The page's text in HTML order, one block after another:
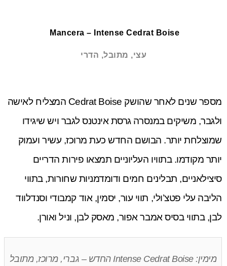
Mancera – Intense Cedrat Boise
עצי, מתובל, הדרי
מספר שנים לאחר שהושק Cedrat Boise המצליח לאישה
ולגבר, משיקים במנסרה גרסת אינטנס לגבר ויש שיגידו
שמוצלחת יותר. הבושם החדש כעת מרוכז, עשיר ועמוק
יותר מקודמו. בתוויו העליוניים תמצאו פירות הדריים
סיצילאניים, תבלינים חמים ודומדמניות שחורות, בתווי
הליבה עלי פטצ’ולי, תווי עור, יסמין, אוד קמבודי וסנדלווד
לבן, בתווי בסיס אמבר אפור, מאסק לבן, וניל ואורן.
מימין: Intense Cedrat Boise החדש – גברי, מרוכז, מתובל